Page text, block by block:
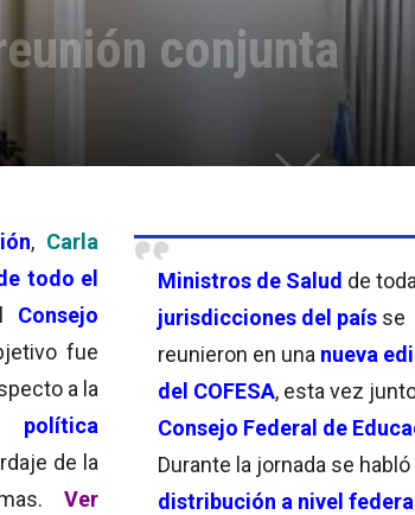
conjunta
Ministros de Salud de
jurisdicciones del país se
reunieron en una nueva
del COFESA, esta vez
Consejo Federal de
Durante la jornada se habló
distribución a nivel
, Carla
todo el
Consejo
fue
a la
política
de la
Ver